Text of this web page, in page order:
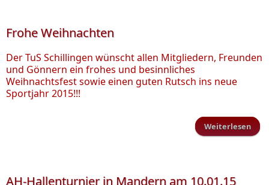
Frohe Weihnachten
Der TuS Schillingen wünscht allen Mitgliedern, Freunden
und Gönnern ein frohes und besinnliches
Weihnachtsfest sowie einen guten Rutsch ins neue
Sportjahr 2015!!!
Weiterlesen
AH-Hallenturnier in Mandern am 10.01.15